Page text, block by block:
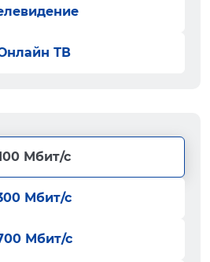
ТВ
Мбит/с
Мбит/с
Мбит/с